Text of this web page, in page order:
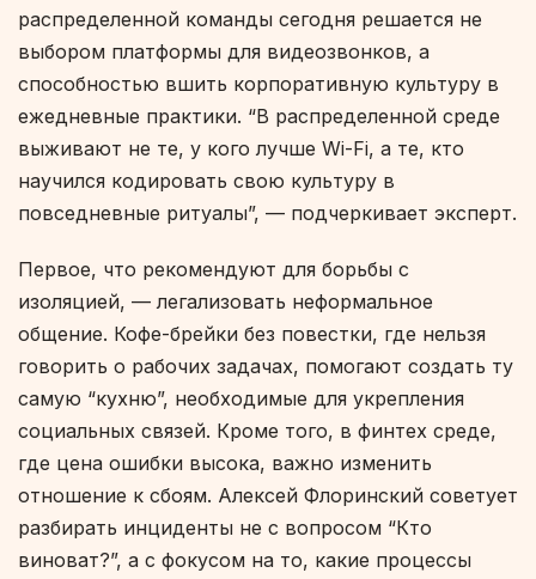
распределенной команды сегодня решается не
выбором платформы для видеозвонков, а
способностью вшить корпоративную культуру в
ежедневные практики. “В распределенной среде
выживают не те, у кого лучше Wi-Fi, а те, кто
научился кодировать свою культуру в
повседневные ритуалы”, — подчеркивает эксперт.
Первое, что рекомендуют для борьбы с
изоляцией, — легализовать неформальное
общение. Кофе-брейки без повестки, где нельзя
говорить о рабочих задачах, помогают создать ту
самую “кухню”, необходимые для укрепления
социальных связей. Кроме того, в финтех среде,
где цена ошибки высока, важно изменить
отношение к сбоям. Алексей Флоринский советует
разбирать инциденты не с вопросом “Кто
виноват?”, а с фокусом на то, какие процессы